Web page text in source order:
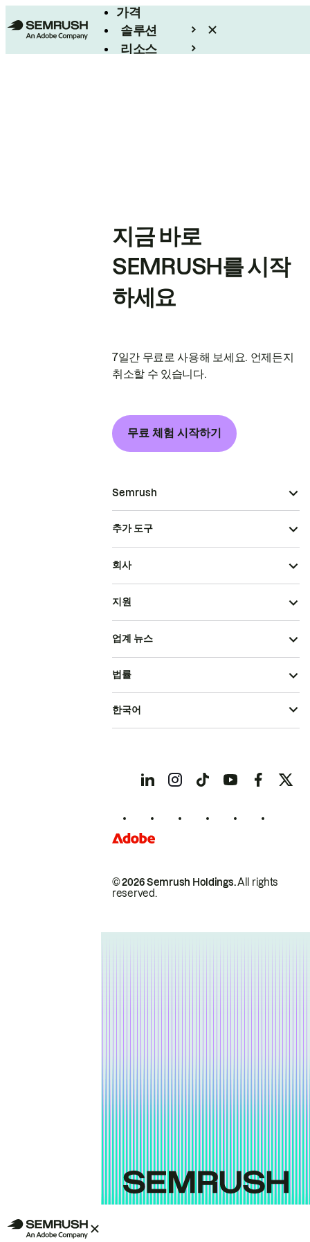
가격
솔루션
리소스
지금 바로
SEMRUSH를 시작
하세요
7일간 무료로 사용해 보세요. 언제든지
취소할 수 있습니다.
무료 체험 시작하기
Semrush
추가 도구
회사
지원
업계 뉴스
© 2026 Semrush Holdings.All rights
reserved.
법률
한국어